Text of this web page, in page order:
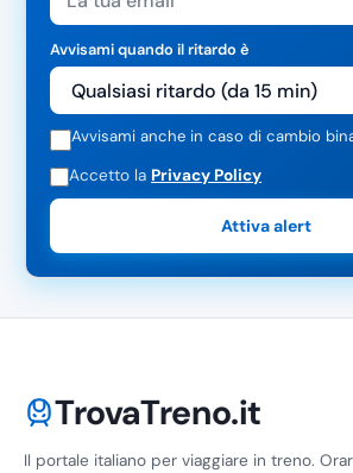
Avvisami quando il ritardo è
Avvisami anche in caso di cambio
Accetto la Privacy Policy
Attiva alert
TrovaTreno.it
Il portale italiano per viaggiare in treno.